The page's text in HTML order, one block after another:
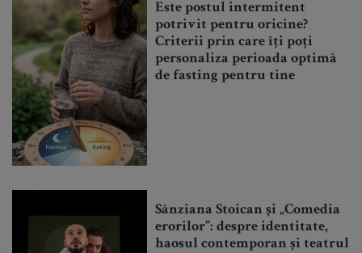
Este postul intermitent
potrivit pentru oricine?
Criterii prin care îți poți
personaliza perioada optimă
de fasting pentru tine
Sânziana Stoican și „Comedia
erorilor”: despre identitate,
haosul contemporan și teatrul